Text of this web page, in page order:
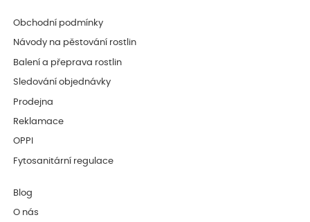
Obchodní podmínky
Návody na pěstování rostlin
Balení a přeprava rostlin
Sledování objednávky
Prodejna
Reklamace
OPPI
Fytosanitární regulace
Blog
O nás